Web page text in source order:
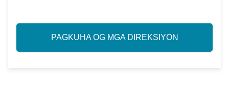
PAGKUHA OG MGA DIREKSIYON